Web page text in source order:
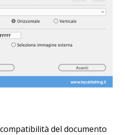
del documento